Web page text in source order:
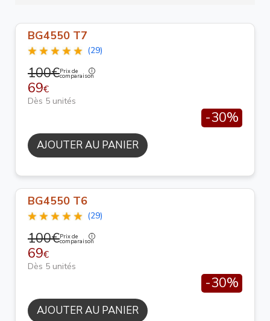
BG4550 T7
(29)
100€Prix de
comparaison
69€
Dès 5 unités
-30%
AJOUTER AU PANIER
BG4550 T6
(29)
100€Prix de
comparaison
69€
Dès 5 unités
-30%
AJOUTER AU PANIER